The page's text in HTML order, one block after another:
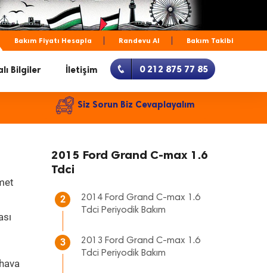
Bakım Fiyatı Hesapla Randevu Al Bakım Takibi
Bilgiler İletişim 0 212 875 77 85
Siz Sorun Biz Cevaplayalım
2015 Ford Grand C-max 1.6
Tdci
2
2014 Ford Grand C-max 1.6
Tdci Periyodik Bakım
3
2013 Ford Grand C-max 1.6
Tdci Periyodik Bakım